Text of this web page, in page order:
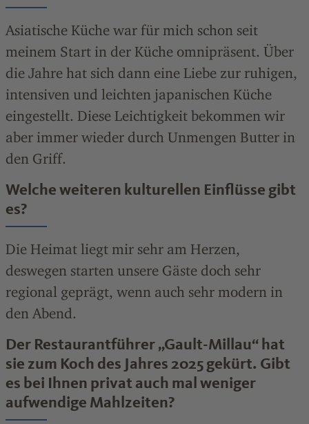
Asiatische Küche war für mich schon seit
meinem Start in der Küche omnipräsent. Über
die Jahre hat sich dann eine Liebe zur ruhigen,
intensiven und leichten japanischen Küche
eingestellt. Diese Leichtigkeit bekommen wir
aber immer wieder durch Unmengen Butter in
den Griff.
Welche weiteren kulturellen Einflüsse gibt
es?
Die Heimat liegt mir sehr am Herzen,
deswegen starten unsere Gäste doch sehr
regional geprägt, wenn auch sehr modern in
den Abend.
Der Restaurantführer „Gault-Millau“ hat
sie zum Koch des Jahres 2025 gekürt. Gibt
es bei Ihnen privat auch mal weniger
aufwendige Mahlzeiten?